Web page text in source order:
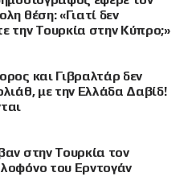
θέση: «Γιατί δεν
την Τουρκία στην Κύπρο;»
και Γιβραλτάρ δεν
με την Ελλάδα Δαβίδ!
στην Τουρκία τον
του Ερντογάν